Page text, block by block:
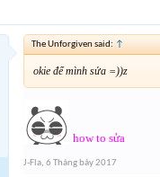
The Unforgiven said: ↑
okie để mình sửa =))z
how to sửa
J-Fla, 6 Tháng bảy 2017